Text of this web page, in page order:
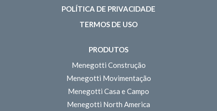
POLÍTICA DE PRIVACIDADE
TERMOS DE USO
PRODUTOS
Menegotti Construção
Menegotti Movimentação
Menegotti Casa e Campo
Menegotti North America